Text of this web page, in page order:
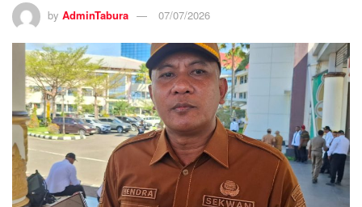
by AdminTabura 07/07/2026